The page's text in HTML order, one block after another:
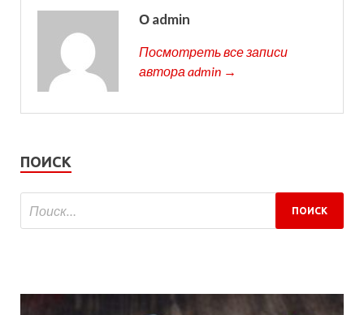
О admin
Посмотреть все записи
автора admin →
ПОИСК